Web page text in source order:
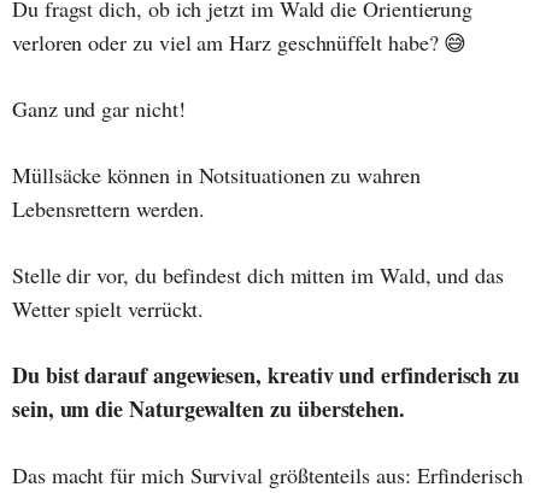
Du fragst dich, ob ich jetzt im Wald die Orientierung
verloren oder zu viel am Harz geschnüffelt habe? 😅
Ganz und gar nicht!
Müllsäcke können in Notsituationen zu wahren
Lebensrettern werden.
Stelle dir vor, du befindest dich mitten im Wald, und das
Wetter spielt verrückt.
Du bist darauf angewiesen, kreativ und erfinderisch zu
sein, um die Naturgewalten zu überstehen.
Das macht für mich Survival größtenteils aus: Erfinderisch